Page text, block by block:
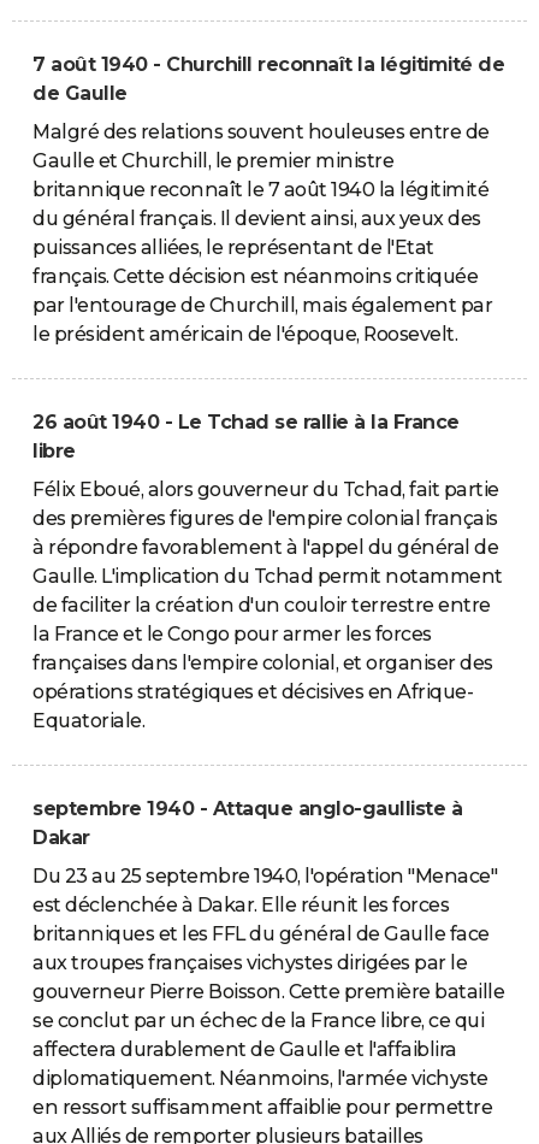
7 août 1940 - Churchill reconnaît la légitimité de
de Gaulle
Malgré des relations souvent houleuses entre de
Gaulle et Churchill, le premier ministre
britannique reconnaît le 7 août 1940 la légitimité
du général français. Il devient ainsi, aux yeux des
puissances alliées, le représentant de l'Etat
français. Cette décision est néanmoins critiquée
par l'entourage de Churchill, mais également par
le président américain de l'époque, Roosevelt.
26 août 1940 - Le Tchad se rallie à la France
libre
Félix Eboué, alors gouverneur du Tchad, fait partie
des premières figures de l'empire colonial français
à répondre favorablement à l'appel du général de
Gaulle. L'implication du Tchad permit notamment
de faciliter la création d'un couloir terrestre entre
la France et le Congo pour armer les forces
françaises dans l'empire colonial, et organiser des
opérations stratégiques et décisives en Afrique-
Equatoriale.
septembre 1940 - Attaque anglo-gaulliste à
Dakar
Du 23 au 25 septembre 1940, l'opération "Menace"
est déclenchée à Dakar. Elle réunit les forces
britanniques et les FFL du général de Gaulle face
aux troupes françaises vichystes dirigées par le
gouverneur Pierre Boisson. Cette première bataille
se conclut par un échec de la France libre, ce qui
affectera durablement de Gaulle et l'affaiblira
diplomatiquement. Néanmoins, l'armée vichyste
en ressort suffisamment affaiblie pour permettre
aux Alliés de remporter plusieurs batailles